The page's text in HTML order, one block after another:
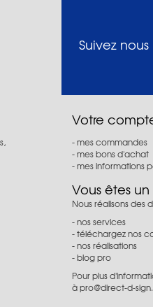
Suivez nous
Votre
mes commandes
mes bons d'achat
mes informations
Vous êtes
Nous réalisons des
nos services
téléchargez nos
nos réalisations
blog pro
Pour plus
àpro@direct-d-